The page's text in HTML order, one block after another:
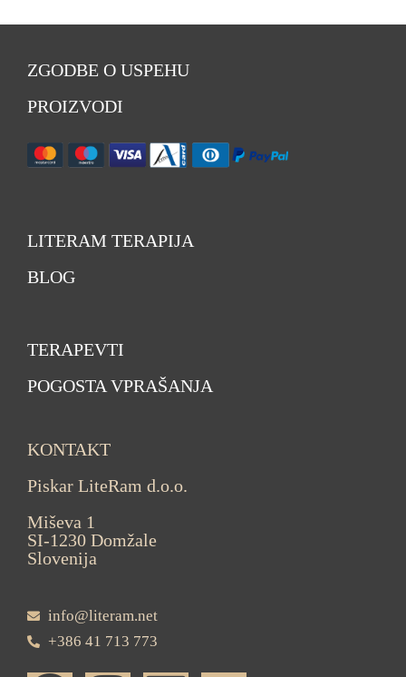
ZGODBE O USPEHU
PROIZVODI
LITERAM TERAPIJA
BLOG
TERAPEVTI
POGOSTA VPRAŠANJA
KONTAKT
Piskar LiteRam d.o.o.
Miševa 1
SI-1230 Domžale
Slovenija
info@literam.net
+386 41 713 773